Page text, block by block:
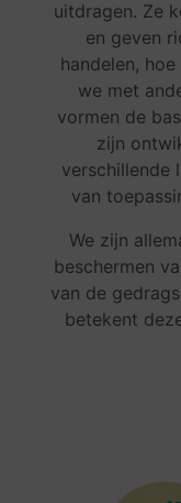
uitdragen. Ze
en geven
handelen,
we met
vormen de
zijn
verschillende
van
We zijn
beschermen
van de
betekent